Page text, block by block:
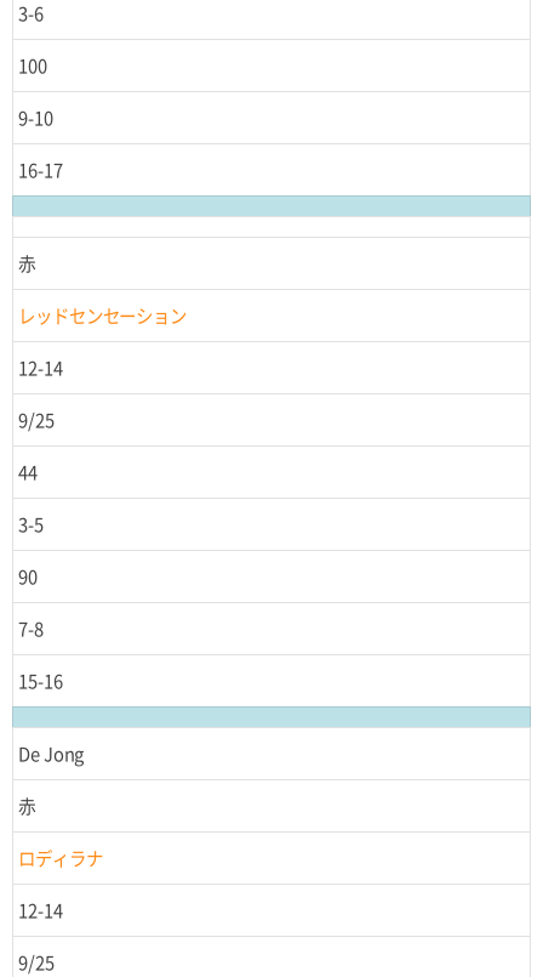
3-6
100
9-10
16-17
赤
レッドセンセーション
12-14
9/25
44
3-5
90
7-8
15-16
De Jong
赤
ロディラナ
12-14
9/25